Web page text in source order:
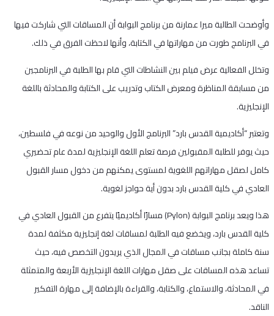
وأوضحت الطالبة ميرا عمارنة من برنامج البوابة أن المساقات التي شاركت فيها
في البرنامج طورت من مهاراتها في الكتابة، وأنها لاحظت الفرق في ذلك.
وتخلل الفعالية عرض فيلم بين النشاطات التي قام بها الطلبة في البرنامجين
من مسابقة المناظرة ومعرض الكتاب وتدريب على الكتابة والمحادثة باللغة
الإنجليزية.
وتعتبر “أكاديمية القدس بارد” البرنامج الأول والوحيد من نوعه في فلسطين،
حيث يوفر للطلبة المقبولين فرصة تعلم اللغة الإنجليزية لمدة عام تحضيري
كامل لصقل مهاراتهم اللغوية لمستوى يمكنهم من دخول مسار القبول
العادي في كلية القدس بارد بدون أية حواجز لغوية.
هذا ويعد برنامج البوابة (Pylon) مسارًا أكاديميًا يتفرع من القبول العادي في
كلية القدس بارد، ويخضع فيه الطلبة لمساقات لغة إنجليزية مكثفة لمدة
سنة كاملة بجانب مساقات في المجال الذي يريدون التخصص فيه، حيث
تساعد هذه المساقات على صقل مهارات اللغة الإنجليزية الأربعة والمتمثلة
في المحادثة، والاستماع، والكتابة، والقراءة بالإضافة إلى مهارة التفكير
الناقد.